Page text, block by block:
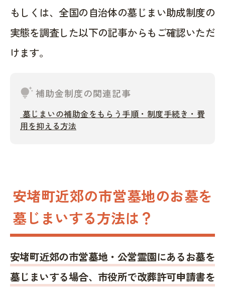
もしくは、全国の自治体の墓じまい助成制度の
実態を調査した以下の記事からもご確認いただ
けます。
tips_and_updates補助金制度の関連記事
墓じまいの補助金をもらう手順・制度手続き・費
用を抑える方法
安堵町近郊の市営墓地のお墓を
墓じまいする方法は？
安堵町近郊の市営墓地・公営霊園にあるお墓を
墓じまいする場合、市役所で改葬許可申請書を